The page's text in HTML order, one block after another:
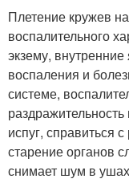
Плетение кружев
воспалительного
экзему,
воспаления и
системе,
испуг, справиться
старение органов
снимает шум в